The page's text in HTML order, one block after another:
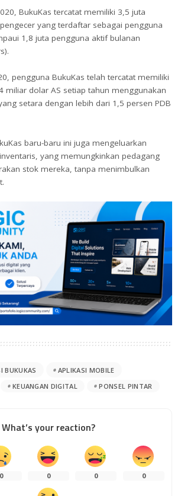
BukuKas tercatat memiliki 3,5 juta
yang terdaftar sebagai pengguna
1,8 juta pengguna aktif bulanan
pengguna BukuKas telah tercatat memiliki
miliar dolar AS setiap tahun menggunakan
setara dengan lebih dari 1,5 persen PDB
baru-baru ini juga mengeluarkan
yang memungkinkan pedagang
stok mereka, tanpa menimbulkan
BUKUKAS
APLIKASI MOBILE
KEUANGAN DIGITAL PONSEL PINTAR
What’s your reaction?
0 0 0 0